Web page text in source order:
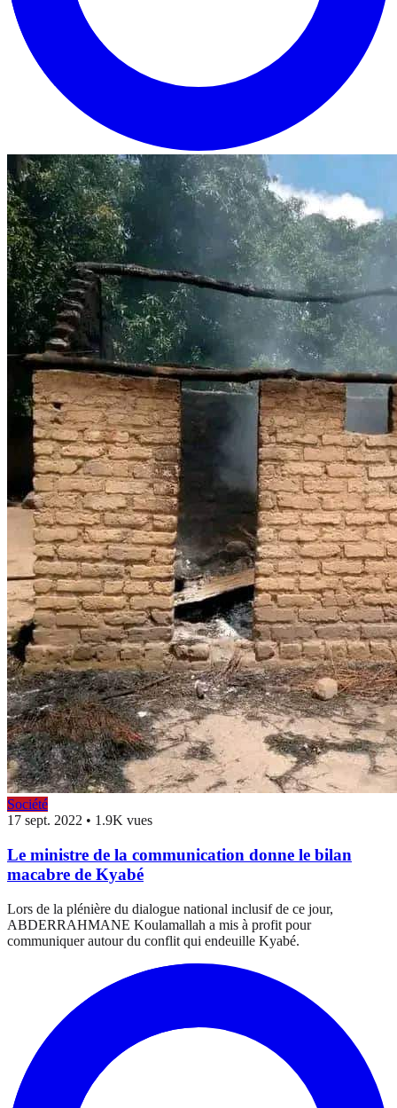
Société
17 sept. 2022 • 1.9K vues
Le ministre de la communication donne le bilan
macabre de Kyabé
Lors de la plénière du dialogue national inclusif de ce jour,
ABDERRAHMANE Koulamallah a mis à profit pour
communiquer autour du conflit qui endeuille Kyabé.